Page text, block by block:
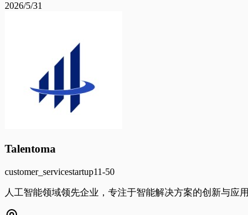
2026/5/31
Talentoma
customer_servicestartup11-50
人工智能领域领先企业，专注于智能解决方案的创新与应用